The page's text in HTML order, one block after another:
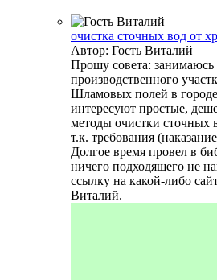
очистка сточных вод от
Автор: Гость Виталий
Прошу совета: занимаюсь
производственного
Шламовых полей в
интересуют простые,
методы очистки сточных
т.к. требования
Долгое время провел в
ничего подходящего не
ссылку на какой-либо
Виталий.